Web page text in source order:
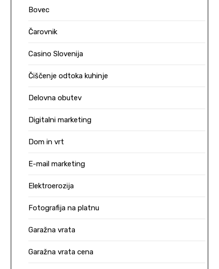
Bovec
Čarovnik
Casino Slovenija
Čiščenje odtoka kuhinje
Delovna obutev
Digitalni marketing
Dom in vrt
E-mail marketing
Elektroerozija
Fotografija na platnu
Garažna vrata
Garažna vrata cena